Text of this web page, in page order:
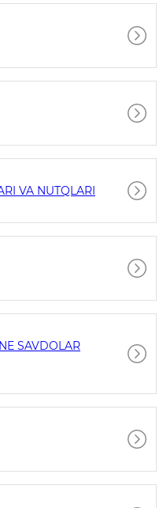
VA NUTQLARI
SAVDOLAR